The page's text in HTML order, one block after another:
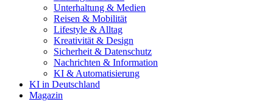
Unterhaltung & Medien
Reisen & Mobilität
Lifestyle & Alltag
Kreativität & Design
Sicherheit & Datenschutz
Nachrichten & Information
KI & Automatisierung
KI in Deutschland
Magazin